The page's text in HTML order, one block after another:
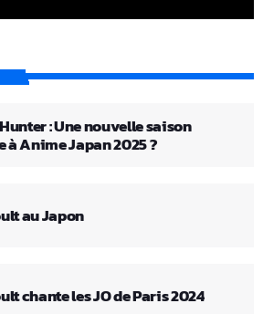
: Une nouvelle saison
à Anime Japan 2025 ?
au Japon
chante les JO de Paris 2024